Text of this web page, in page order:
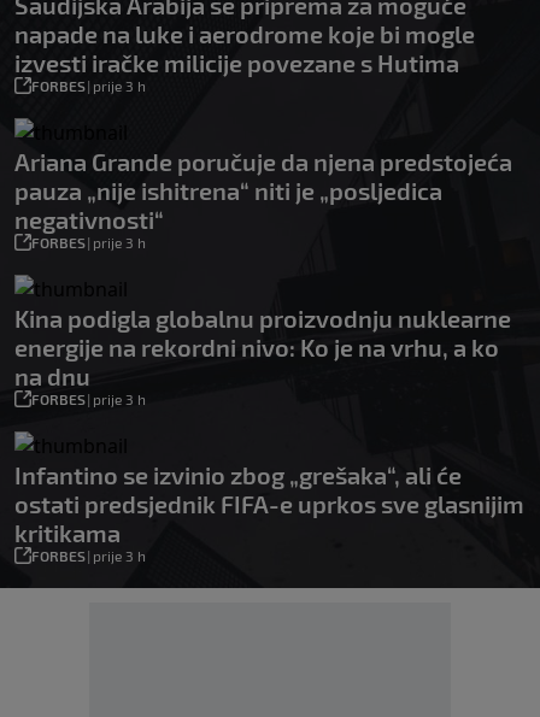
napade na luke i aerodrome koje bi mogle
izvesti iračke milicije povezane s Hutima
FORBES| prije 3 h
Ariana Grande poručuje da njena predstojeća
pauza „nije ishitrena“ niti je „posljedica
negativnosti“
FORBES| prije 3 h
Kina podigla globalnu proizvodnju nuklearne
energije na rekordni nivo: Ko je na vrhu, a ko
na dnu
FORBES| prije 3 h
Infantino se izvinio zbog „grešaka“, ali će
ostati predsjednik FIFA-e uprkos sve glasnijim
kritikama
FORBES| prije 3 h